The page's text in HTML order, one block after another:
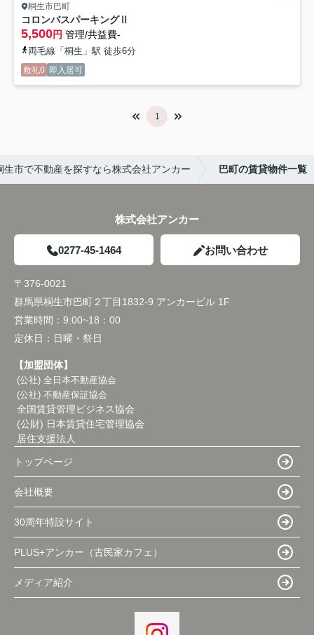
桐生市巴町
コロンバスパーキングⅡ
5,500円 管理/共益費-
両毛線「桐生」駅 徒歩6分
敷礼0 即入居可
1
生市で不動産を探すなら株式会社アンカー 巴町の賃貸物件一覧
株式会社アンカー
0277-45-1464 お問い合わせ
〒376-0021
群馬県桐生市巴町２丁目1832-9 アンカービル 1F
営業時間： 9:00~18：00
定休日： 日曜・祭日
【加盟団体】
(公社) 全日本不動産協会
(公社) 不動産保証協会
全国賃貸管理ビジネス協会
(公財) 日本賃貸住宅管理協会
居住支援法人
トップページ
会社概要
30周年特設サイト
PLUS+アンカー（古民家カフェ）
メディア紹介